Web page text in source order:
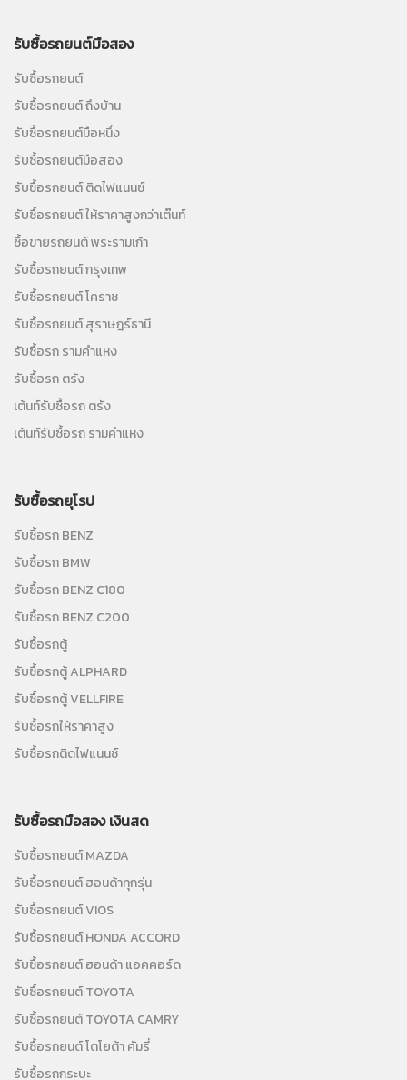
รับซื้อรถยนต์มือสอง
รับซื้อรถยนต์
รับซื้อรถยนต์ ถึงบ้าน
รับซื้อรถยนต์มือหนึ่ง
รับซื้อรถยนต์มือสอง
รับซื้อรถยนต์ ติดไฟแนนซ์
รับซื้อรถยนต์ ให้ราคาสูงกว่าเต๊นท์
ซื้อขายรถยนต์ พระรามเก้า
รับซื้อรถยนต์ กรุงเทพ
รับซื้อรถยนต์ โคราช
รับซื้อรถยนต์ สุราษฎร์ธานี
รับซื้อรถ รามคำแหง
รับซื้อรถ ตรัง
เต้นท์รับซื้อรถ ตรัง
เต้นท์รับซื้อรถ รามคำแหง
รับซื้อรถยุโรป
รับซื้อรถ BENZ
รับซื้อรถ BMW
รับซื้อรถ BENZ C180
รับซื้อรถ BENZ C200
รับซื้อรถตู้
รับซื้อรถตู้ ALPHARD
รับซื้อรถตู้ VELLFIRE
รับซื้อรถให้ราคาสูง
รับซื้อรถติดไฟแนนซ์
รับซื้อรถมือสอง เงินสด
รับซื้อรถยนต์ MAZDA
รับซื้อรถยนต์ ฮอนด้าทุกรุ่น
รับซื้อรถยนต์ VIOS
รับซื้อรถยนต์ HONDA ACCORD
รับซื้อรถยนต์ ฮอนด้า แอคคอร์ด
รับซื้อรถยนต์ TOYOTA
รับซื้อรถยนต์ TOYOTA CAMRY
รับซื้อรถยนต์ โตโยต้า คัมรี่
รับซื้อรถกระบะ